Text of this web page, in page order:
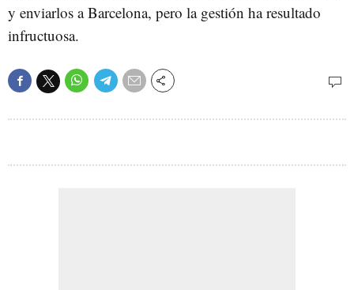
y enviarlos a Barcelona, pero la gestión ha resultado
infructuosa.